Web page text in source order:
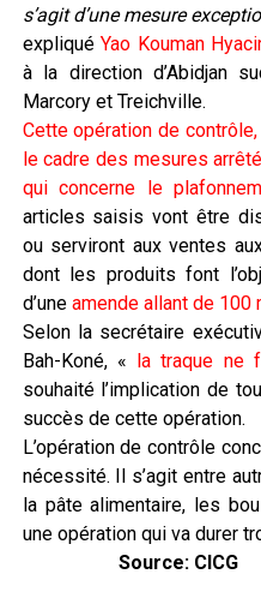
s’agit d’une mesure
expliquéYao Kouman
à la direction d’Abidjan
Marcory et Treichville.
Cette opération de
le cadre des mesures
qui concerne le
articles saisis vont être
ou serviront aux ventes
dont les produits font
d’une amende allant de 100
Selon la secrétaire
Bah-Koné, « la traque ne
souhaité l’implication de
succès de cette opération.
L’opération de contrôle
nécessité. Il s’agit entre
la pâte alimentaire, les
une opération qui va durer
Source: CICG